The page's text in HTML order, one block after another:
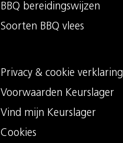
BBQ bereidingswijzen
Soorten BBQ vlees
Privacy & cookie verklaring
Voorwaarden Keurslager
Vind mijn Keurslager
Cookies